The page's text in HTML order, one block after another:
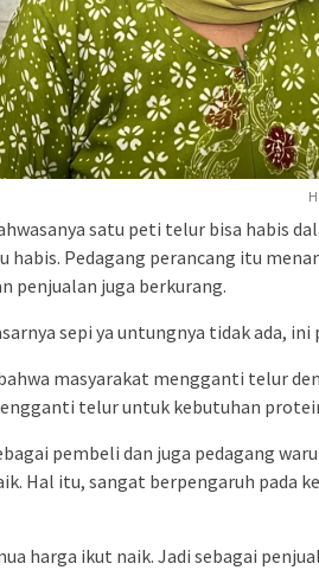
satu peti telur bisa habis
Pedagang perancang itu
penjualan juga berkurang.
sepi ya untungnya tidak ada,
masyarakat mengganti telur
telur untuk kebutuhan
pembeli dan juga pedagang
Hal itu, sangat berpengaruh pada
harga ikut naik. Jadi sebagai